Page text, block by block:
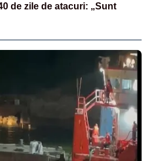
de zile de atacuri: „Sunt